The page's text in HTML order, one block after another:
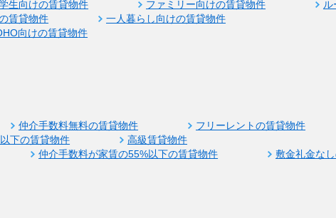
生向けの賃貸物件 ファミリー向けの賃貸物件
賃貸物件
一人暮らし向けの賃貸物件
向けの賃貸物件
仲介手数料無料の賃貸物件
フリーレントの賃貸物件
下の賃貸物件
高級賃貸物件
仲介手数料が家賃の55%以下の賃貸物件 敷金礼金な